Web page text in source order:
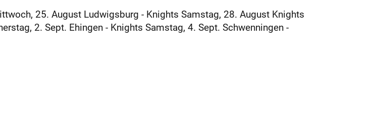
25. August Ludwigsburg - Knights Samstag, 28. August Knights
2. Sept. Ehingen - Knights Samstag, 4. Sept. Schwenningen -